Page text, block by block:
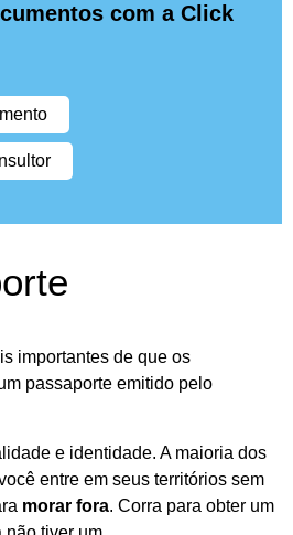
com a Click
importantes de que os
passaporte emitido pelo
e identidade. A maioria dos
entre em seus territórios sem
morar fora. Corra para obter um